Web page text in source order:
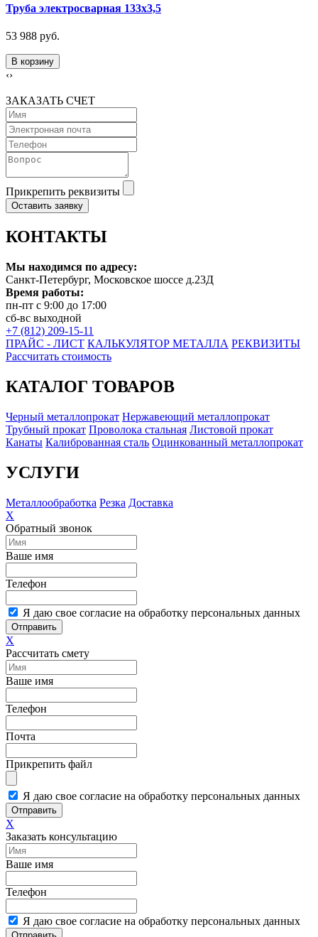
Труба электросварная 133х3,5
53 988 руб.
В корзину
‹›
ЗАКАЗАТЬ СЧЕТ
Прикрепить реквизиты
Оставить заявку
КОНТАКТЫ
Мы находимся по адресу:
Санкт-Петербург, Московское шоссе д.23Д
Время работы:
пн-пт с 9:00 до 17:00
сб-вс выходной
+7 (812) 209-15-11
ПРАЙС - ЛИСТ КАЛЬКУЛЯТОР МЕТАЛЛА РЕКВИЗИТЫ
Рассчитать стоимость
КАТАЛОГ ТОВАРОВ
Черный металлопрокат Нержавеющий металлопрокат
Трубный прокат Проволока стальная Листовой прокат
Канаты Калиброванная сталь Оцинкованный металлопрокат
УСЛУГИ
Металлообработка Резка Доставка
X
Обратный звонок
Ваше имя
Телефон
Я даю свое согласие на обработку персональных данных
Отправить
X
Рассчитать смету
Ваше имя
Телефон
Почта
Прикрепить файл
Я даю свое согласие на обработку персональных данных
Отправить
X
Заказать консультацию
Ваше имя
Телефон
Я даю свое согласие на обработку персональных данных